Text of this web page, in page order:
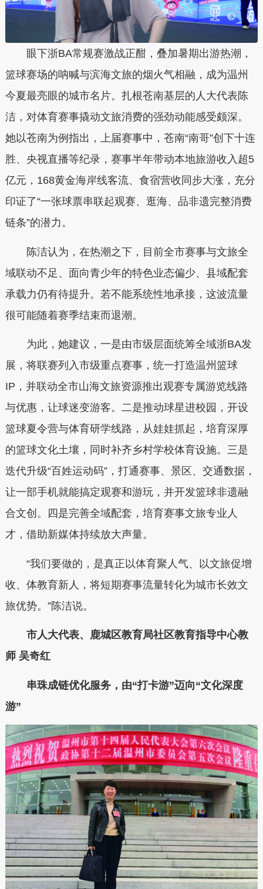
眼下浙BA常规赛激战正酣，叠加暑期出游热潮，
篮球赛场的呐喊与滨海文旅的烟火气相融，成为温州
今夏最亮眼的城市名片。扎根苍南基层的人大代表陈
洁，对体育赛事撬动文旅消费的强劲动能感受颇深。
她以苍南为例指出，上届赛事中，苍南“南哥”创下十连
胜、央视直播等纪录，赛事半年带动本地旅游收入超5
亿元，168黄金海岸线客流、食宿营收同步大涨，充分
印证了“一张球票串联起观赛、逛海、品非遗完整消费
链条”的潜力。
陈洁认为，在热潮之下，目前全市赛事与文旅全
域联动不足、面向青少年的特色业态偏少、县域配套
承载力仍有待提升。若不能系统性地承接，这波流量
很可能随着赛季结束而退潮。
为此，她建议，一是由市级层面统筹全域浙BA发
展，将联赛列入市级重点赛事，统一打造温州篮球
IP，并联动全市山海文旅资源推出观赛专属游览线路
与优惠，让球迷变游客。二是推动球星进校园，开设
篮球夏令营与体育研学线路，从娃娃抓起，培育深厚
的篮球文化土壤，同时补齐乡村学校体育设施。三是
迭代升级“百姓运动码”，打通赛事、景区、交通数据，
让一部手机就能搞定观赛和游玩，并开发篮球非遗融
合文创。四是完善全域配套，培育赛事文旅专业人
才，借助新媒体持续放大声量。
“我们要做的，是真正以体育聚人气、以文旅促增
收、体教育新人，将短期赛事流量转化为城市长效文
旅优势。”陈洁说。
市人大代表、鹿城区教育局社区教育指导中心教
师 吴奇红
串珠成链优化服务，由“打卡游”迈向“文化深度
游”